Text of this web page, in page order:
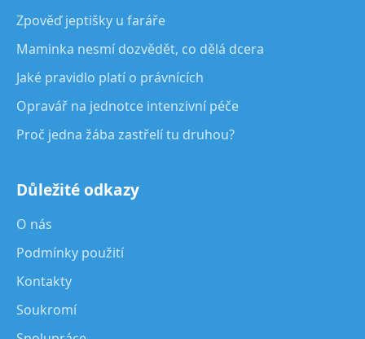
Zpověď jeptišky u faráře
Maminka nesmí dozvědět, co dělá dcera
Jaké pravidlo platí o právnících
Opravář na jednotce intenzivní péče
Proč jedna žába zastřelí tu druhou?
Důležité odkazy
O nás
Podmínky použití
Kontakty
Soukromí